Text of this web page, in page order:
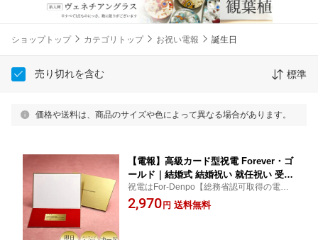
ショップトップ カテゴリトップ お祝い電報 誕生日
売り切れを含む 標準
価格や送料は、商品のサイズや色によって異なる場合があります。
【電報】高級カード型祝電 Forever・ゴ
ールド｜結婚式 結婚祝い 就任祝い 受章
祝い 昇進祝い 誕生日 お祝い電報 フォ
ーマル
祝電はFor-Denpo【総務省認可取得の電報
サービス】 【送料無料】高級カード型祝電
結婚式 就任祝い 受章祝い 昇進祝い 誕生日
2,970 円 送料無料